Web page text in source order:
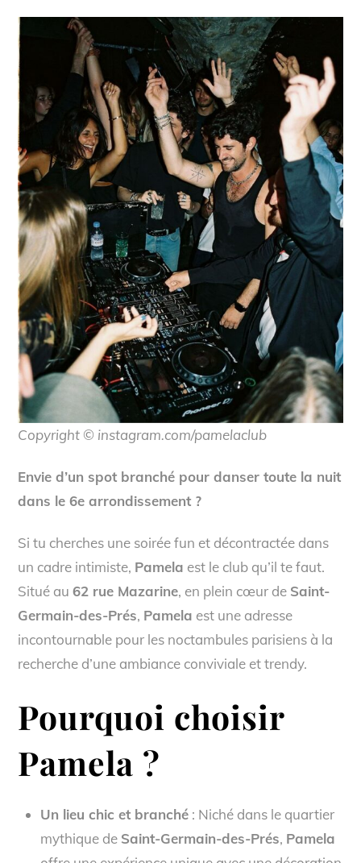
Copyright © instagram.com/pamelaclub
Envie d’un spot branché pour danser toute la nuit
dans le 6e arrondissement ?
Si tu cherches une soirée fun et décontractée dans
un cadre intimiste, Pamela est le club qu’il te faut.
Situé au62 rue Mazarine, en plein cœur de Saint-
Germain-des-Prés, Pamela est une adresse
incontournable pour les noctambules parisiens à la
recherche d’une ambiance conviviale et trendy.
Pourquoi choisir
Pamela ?
Un lieu chic et branché: Niché dans le quartier
mythique de Saint-Germain-des-Prés, Pamela